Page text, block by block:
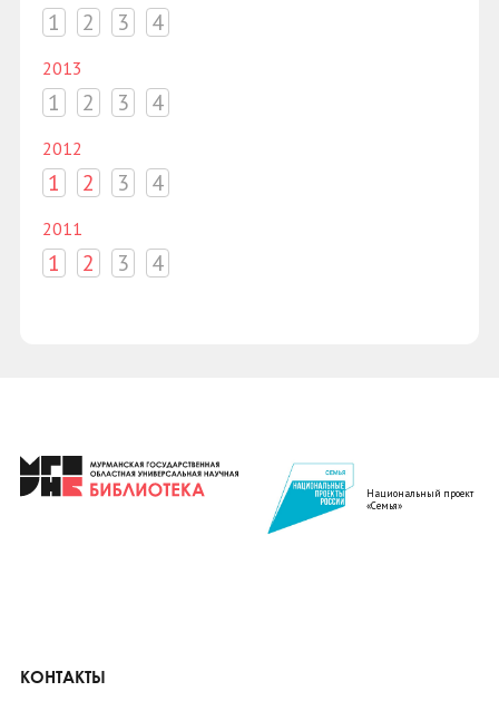
1 2 3 4
2013
1 2 3 4
2012
1 2 3 4
2011
1 2 3 4
Национальный проект
«Семья»
КОНТАКТЫ